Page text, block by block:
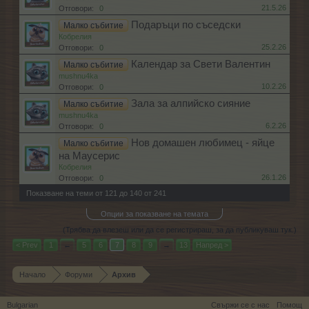
Отговори:
0 21.5.26
Малко събитие Подаръци по съседски
Кобрелия
Отговори:
0 25.2.26
Малко събитие Календар за Свети Валентин
mushnu4ka
Отговори:
0 10.2.26
Малко събитие Зала за алпийско сияние
mushnu4ka
Отговори:
0 6.2.26
Малко събитие
Нов домашен любимец - яйце
на Маусерис
Кобрелия
Отговори:
0
26.1.26
Показване на теми от 121 до 140 от 241
Опции за показване на темата
(Трябва да влезеш или да се регистрираш, за да публикуваш тук.)
< Prev
1 ← 5 6 7 8 9 → 13 Напред >
Начало Форуми Архив
Bulgarian Свържи се с нас Помощ